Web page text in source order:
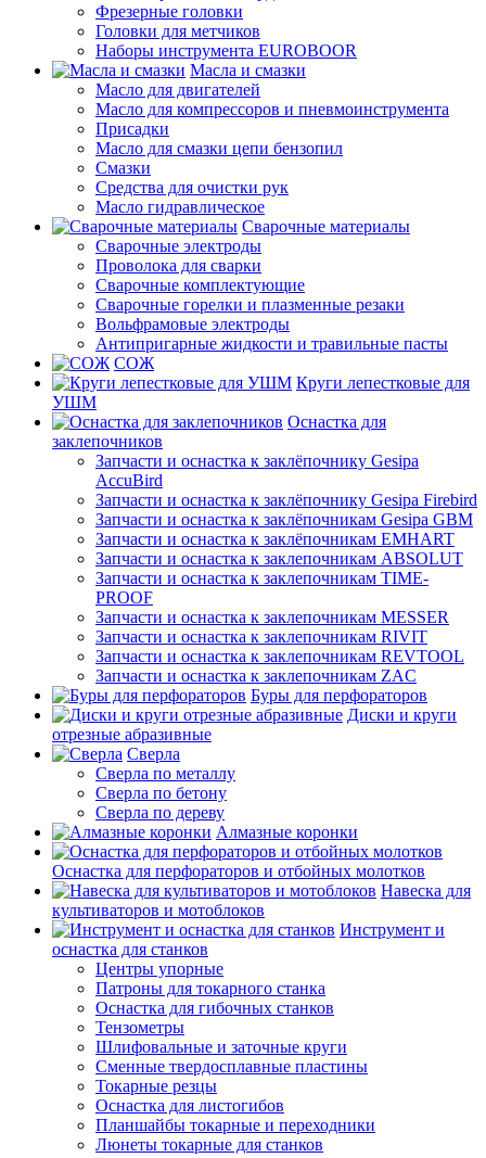
Фрезерные головки
Головки для метчиков
Наборы инструмента EUROBOOR
Масла и смазки
Масло для двигателей
Масло для компрессоров и пневмоинструмента
Присадки
Масло для смазки цепи бензопил
Смазки
Средства для очистки рук
Масло гидравлическое
Сварочные материалы
Сварочные электроды
Проволока для сварки
Сварочные комплектующие
Сварочные горелки и плазменные резаки
Вольфрамовые электроды
Антипригарные жидкости и травильные пасты
СОЖ
Круги лепестковые для
УШМ
Оснастка для
заклепочников
Запчасти и оснастка к заклёпочнику Gesipa
AccuBird
Запчасти и оснастка к заклёпочнику Gesipa Firebird
Запчасти и оснастка к заклёпочникам Gesipa GBM
Запчасти и оснастка к заклёпочникам EMHART
Запчасти и оснастка к заклепочникам ABSOLUT
Запчасти и оснастка к заклепочникам TIME-
PROOF
Запчасти и оснастка к заклепочникам MESSER
Запчасти и оснастка к заклепочникам RIVIT
Запчасти и оснастка к заклепочникам REVTOOL
Запчасти и оснастка к заклепочникам ZAC
Буры для перфораторов
Диски и круги
отрезные абразивные
Сверла
Сверла по металлу
Сверла по бетону
Сверла по дереву
Алмазные коронки
Оснастка для перфораторов и отбойных молотков
Навеска для
культиваторов и мотоблоков
Инструмент и
оснастка для станков
Центры упорные
Патроны для токарного станка
Оснастка для гибочных станков
Тензометры
Шлифовальные и заточные круги
Сменные твердосплавные пластины
Токарные резцы
Оснастка для листогибов
Планшайбы токарные и переходники
Люнеты токарные для станков